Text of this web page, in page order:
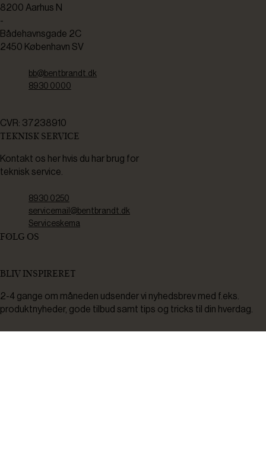
8200 Aarhus N
-
Bådehavnsgade 2C
2450 København SV
bb@bentbrandt.dk
8930 0000
CVR: 37238910
TEKNISK SERVICE
Kontakt os her hvis du har brug for
teknisk service.
8930 0250
servicemail@bentbrandt.dk
Serviceskema
FØLG OS
BLIV INSPIRERET
2-4 gange om måneden udsender vi nyhedsbrev med f.eks.
produktnyheder, gode tilbud samt tips og tricks til din hverdag.